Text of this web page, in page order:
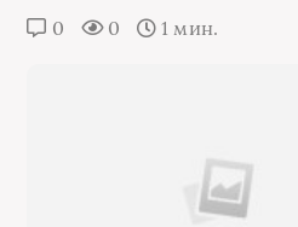
0 0 1 мин.